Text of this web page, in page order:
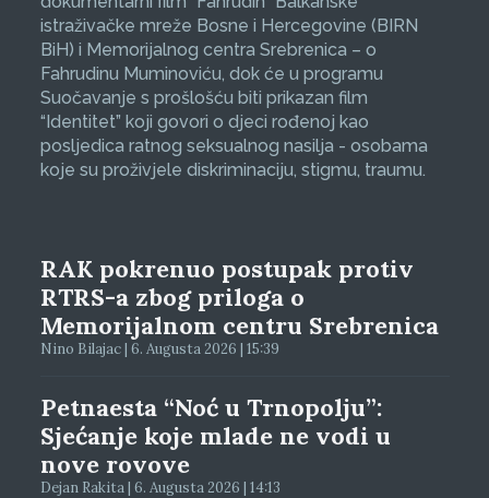
istraživačke mreže Bosne i Hercegovine (BIRN
BiH) i Memorijalnog centra Srebrenica – o
Fahrudinu Muminoviću, dok će u programu
Suočavanje s prošlošću biti prikazan film
“Identitet” koji govori o djeci rođenoj kao
posljedica ratnog seksualnog nasilja - osobama
koje su proživjele diskriminaciju, stigmu, traumu.
RAK pokrenuo postupak protiv
RTRS-a zbog priloga o
Memorijalnom centru Srebrenica
Nino Bilajac | 6. Augusta 2026 | 15:39
Petnaesta “Noć u Trnopolju”:
Sjećanje koje mlade ne vodi u
nove rovove
Dejan Rakita | 6. Augusta 2026 | 14:13